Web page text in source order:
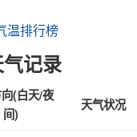
温排行榜
记录
(白天/夜
间)
天气状况